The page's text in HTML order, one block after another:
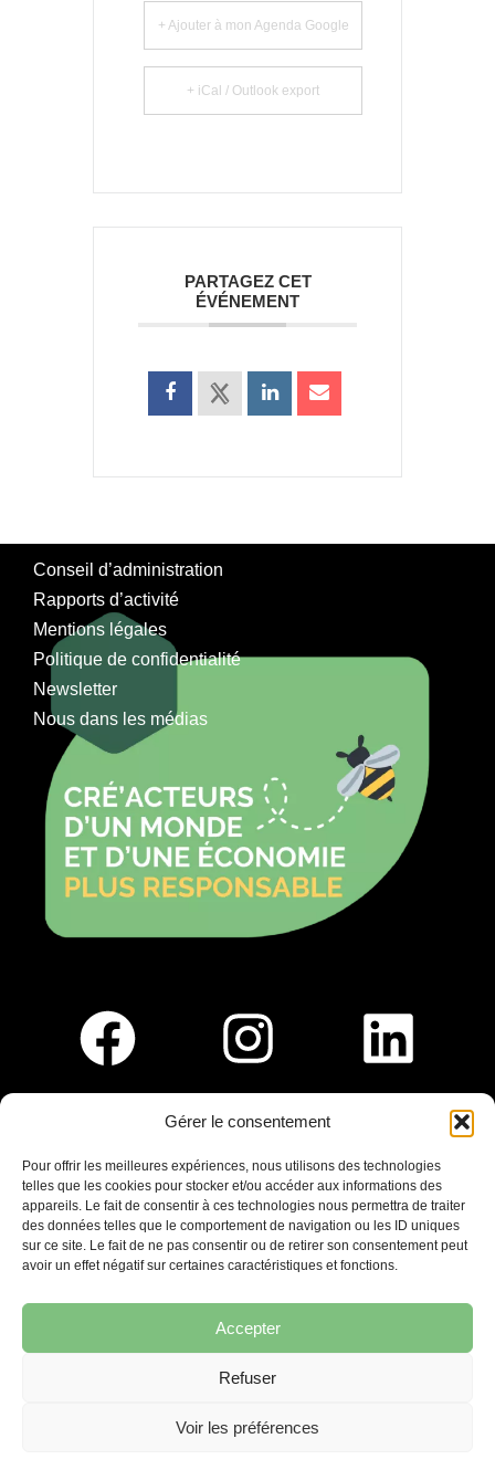
Gérer le consentement
Pour offrir les meilleures expériences, nous utilisons des technologies
telles que les cookies pour stocker et/ou accéder aux informations des
appareils. Le fait de consentir à ces technologies nous permettra de traiter
des données telles que le comportement de navigation ou les ID uniques
sur ce site. Le fait de ne pas consentir ou de retirer son consentement peut
avoir un effet négatif sur certaines caractéristiques et fonctions.
Accepter
Refuser
Voir les préférences
+ Ajouter à mon Agenda Google
+ iCal / Outlook export
PARTAGEZ CET
ÉVÉNEMENT
Conseil d’administration
Rapports d’activité
Mentions légales
Politique de confidentialité
Newsletter
Nous dans les médias
Saint-Germain-En-Laye
Ligne R2-Nord
Tramway T13
20mins à pied du RER A